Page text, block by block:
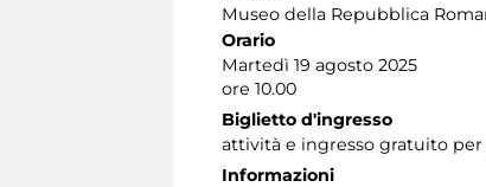
Museo della Repubblica
Orario
Martedì 19 agosto 2025
ore 10.00
Biglietto d'ingresso
attività e ingresso gratuito per
Informazioni